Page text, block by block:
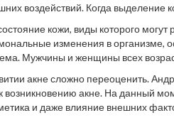
воздействий. Когда выделение
и образование прыщей.
кожи, виды которого могут
изменения в организме,
Мужчины и женщины всех
акне сложно переоценить.
возникновению акне. На данный
и даже влияние внешних